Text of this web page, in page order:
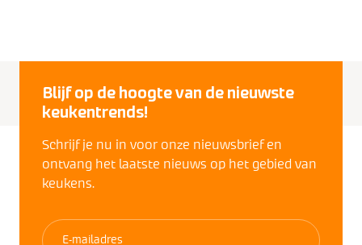
Blijf op de hoogte van de nieuwste
keukentrends!
Schrijf je nu in voor onze nieuwsbrief en
ontvang het laatste nieuws op het gebied van
keukens.